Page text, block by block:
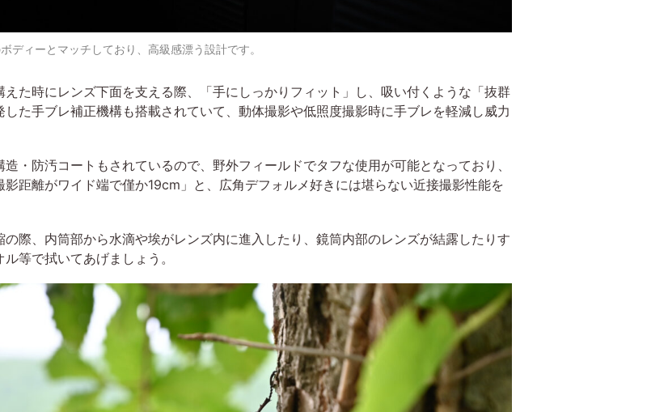
ディーとマッチしており、高級感漂う設計です。
た時にレンズ下面を支える際、「手にしっかりフィット」し、吸い付くような「抜群
た手ブレ補正機構も搭載されていて、動体撮影や低照度撮影時に手ブレを軽減し威力
・防汚コートもされているので、野外フィールドでタフな使用が可能となっており、
距離がワイド端で僅か19cm」と、広角デフォルメ好きには堪らない近接撮影性能を
際、内筒部から水滴や埃がレンズ内に進入したり、鏡筒内部のレンズが結露したりす
等で拭いてあげましょう。